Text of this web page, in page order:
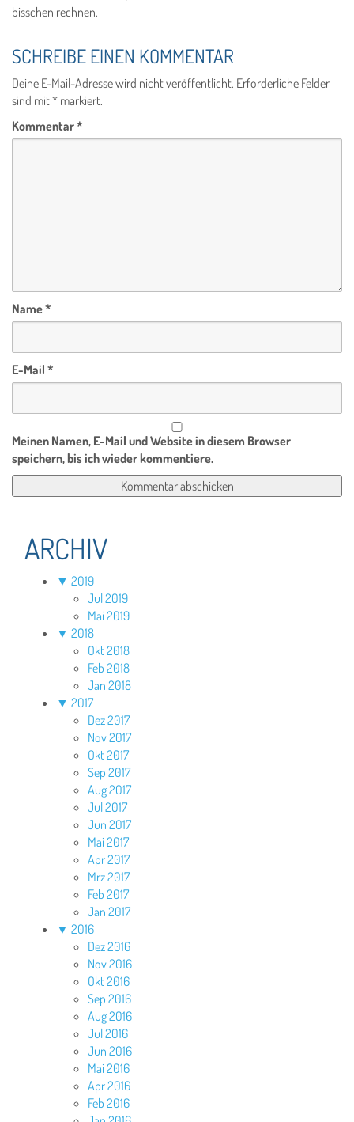
bisschen rechnen.
SCHREIBE EINEN KOMMENTAR
Deine E-Mail-Adresse wird nicht veröffentlicht. Erforderliche Felder
sind mit* markiert.
Kommentar*
Name*
E-Mail *
Meinen Namen, E-Mail und Website in diesem Browser
speichern, bis ich wieder kommentiere.
ARCHIV
▼ 2019
Jul 2019
Mai 2019
▼ 2018
Okt 2018
Feb 2018
Jan 2018
▼ 2017
Dez 2017
Nov 2017
Okt 2017
Sep 2017
Aug 2017
Jul 2017
Jun 2017
Mai 2017
Apr 2017
Mrz 2017
Feb 2017
Jan 2017
▼ 2016
Dez 2016
Nov 2016
Okt 2016
Sep 2016
Aug 2016
Jul 2016
Jun 2016
Mai 2016
Apr 2016
Feb 2016